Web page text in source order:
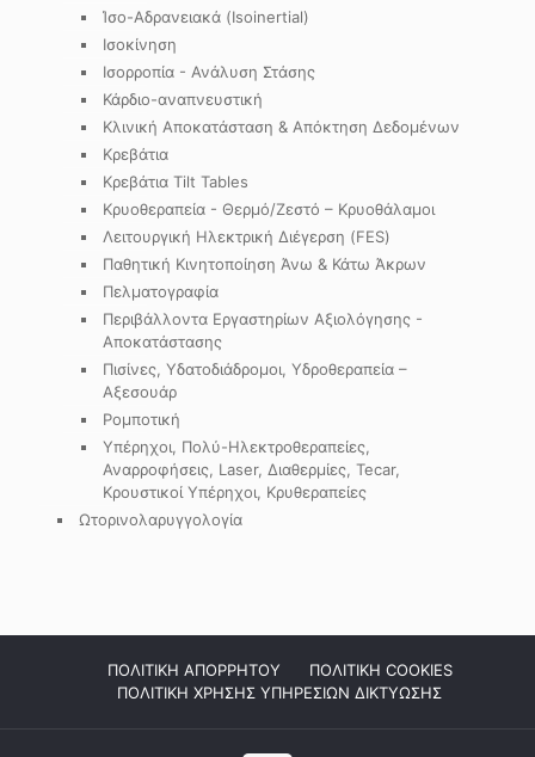
Ίσο-Αδρανειακά (Isoinertial)
Ισοκίνηση
Ισορροπία - Ανάλυση Στάσης
Κάρδιο-αναπνευστική
Κλινική Αποκατάσταση & Απόκτηση Δεδομένων
Κρεβάτια
Κρεβάτια Tilt Tables
Κρυοθεραπεία - Θερμό/Ζεστό – Κρυοθάλαμοι
Λειτουργική Ηλεκτρική Διέγερση (FES)
Παθητική Κινητοποίηση Άνω & Κάτω Άκρων
Πελματογραφία
Περιβάλλοντα Εργαστηρίων Αξιολόγησης -
Αποκατάστασης
Πισίνες, Υδατοδιάδρομοι, Υδροθεραπεία –
Αξεσουάρ
Ρομποτική
Υπέρηχοι, Πολύ-Ηλεκτροθεραπείες,
Αναρροφήσεις, Laser, Διαθερμίες, Tecar,
Κρουστικοί Υπέρηχοι, Κρυθεραπείες
Ωτορινολαρυγγολογία
ΠΟΛΙΤΙΚΗ ΑΠΟΡΡΗΤΟΥ
ΠΟΛΙΤΙΚΗ COOKIES
ΠΟΛΙΤΙΚΗ ΧΡΗΣΗΣ ΥΠΗΡΕΣΙΩΝ ΔΙΚΤΥΩΣΗΣ